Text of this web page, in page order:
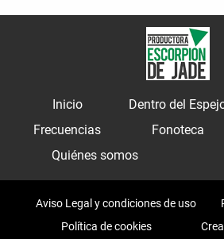
Inicio Dentro del
Frecuencias
Fonoteca
Quiénes somos
Aviso Legal y condiciones de uso
Política de cookies